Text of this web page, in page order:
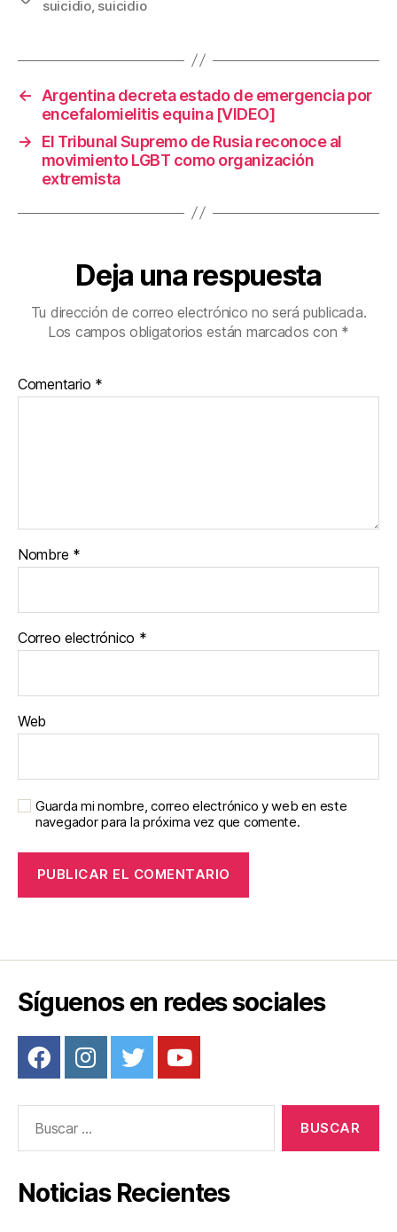
e
o
k
er
ar
tir
suicidio, suicidio
←
Argentina decreta estado de emergencia por
encefalomielitis equina [VIDEO]
→
El Tribunal Supremo de Rusia reconoce al
movimiento LGBT como organización
extremista
Deja una respuesta
Tu dirección de correo electrónico no será publicada.
Los campos obligatorios están marcados con *
Comentario *
Nombre *
Correo electrónico *
Web
Guarda mi nombre, correo electrónico y web en este
navegador para la próxima vez que comente.
Síguenos en redes sociales
Noticias Recientes